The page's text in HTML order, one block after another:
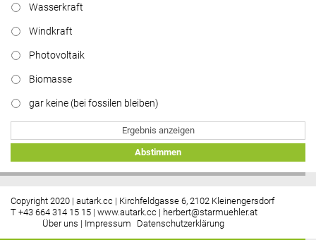
Wasserkraft
Windkraft
Photovoltaik
Biomasse
gar keine (bei fossilen bleiben)
Ergebnis anzeigen
Abstimmen
Copyright 2020 | autark.cc | Kirchfeldgasse 6, 2102 Kleinengersdorf
T +43 664 314 15 15 | www.autark.cc | herbert@starmuehler.at
Über uns | Impressum Datenschutzerklärung